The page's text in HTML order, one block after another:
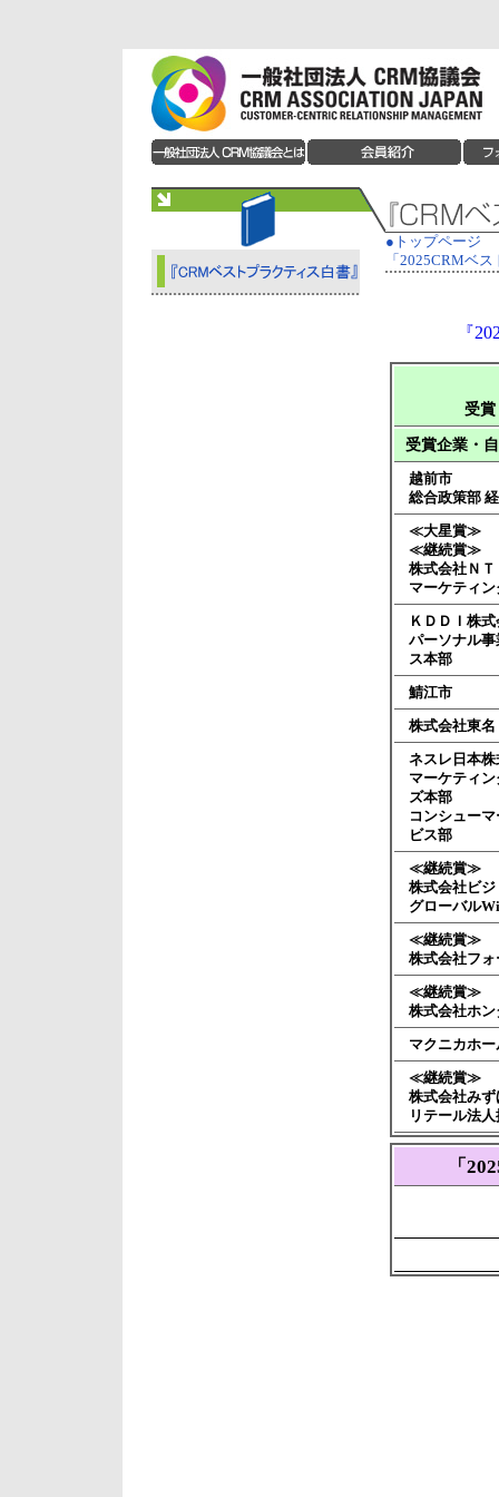
●トップページ
「2025CRMベ
『
受賞
受賞企業・
越前市
総合政策部
≪大星賞≫
≪継続賞≫
株式会社ＮＴ
マーケティ
ＫＤＤＩ株
パーソナル
ス本部
鯖江市
株式会社東名
ネスレ日本株
マーケティ
ズ本部
コンシュー
ビス部
≪継続賞≫
株式会社ビジ
グローバル
≪継続賞≫
株式会社フ
≪継続賞≫
株式会社ホ
マクニカホ
≪継続賞≫
株式会社みず
リテール法
「